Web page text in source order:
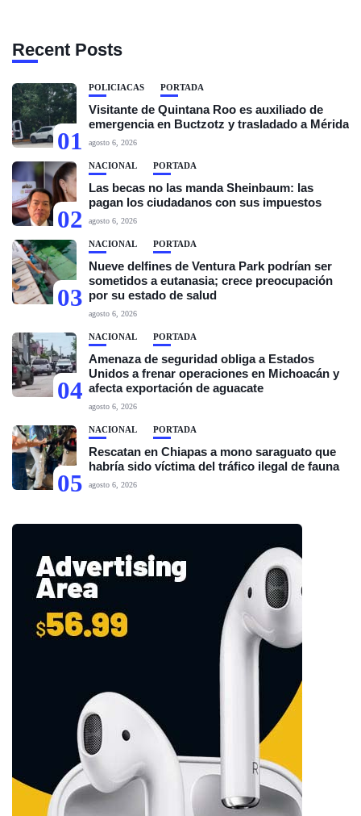
Recent Posts
01
POLICIACAS PORTADA
Visitante de Quintana Roo es auxiliado de
emergencia en Buctzotz y trasladado a Mérida
agosto 6, 2026
02
NACIONAL PORTADA
Las becas no las manda Sheinbaum: las
pagan los ciudadanos con sus impuestos
agosto 6, 2026
03
NACIONAL PORTADA
Nueve delfines de Ventura Park podrían ser
sometidos a eutanasia; crece preocupación
por su estado de salud
agosto 6, 2026
04
NACIONAL PORTADA
Amenaza de seguridad obliga a Estados
Unidos a frenar operaciones en Michoacán y
afecta exportación de aguacate
agosto 6, 2026
05
NACIONAL PORTADA
Rescatan en Chiapas a mono saraguato que
habría sido víctima del tráfico ilegal de fauna
agosto 6, 2026